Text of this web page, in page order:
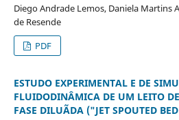
Diego Andrade Lemos, Daniela Martins
de Resende
PDF
ESTUDO EXPERIMENTAL E DE
FLUIDODINÂMICA DE UM LEITO
FASE DILUÃDA ("JET SPOUTED